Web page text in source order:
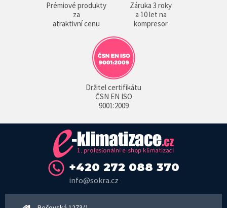
Prémiové produkty
za
atraktivní cenu
Záruka 3 roky
a 10 let na
kompresor
Držitel certifikátu
ČSN EN ISO
9001:2009
+420 272 088 370
info@sokra.cz